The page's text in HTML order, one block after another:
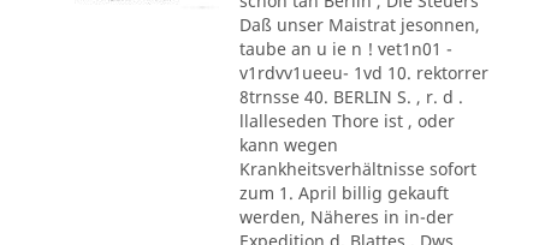
Daß unser Maistrat jesonnen,
taube an u ie n ! vet1n01 -
v1rdvv1ueeu- 1vd 10. rektorrer
8trnsse 40. BERLIN S. , r. d .
llalleseden Thore ist , oder
kann wegen
Krankheitsverhältnisse sofort
zum 1. April billig gekauft
werden, Näheres in in-der
Expedition d. Blattes . Dws